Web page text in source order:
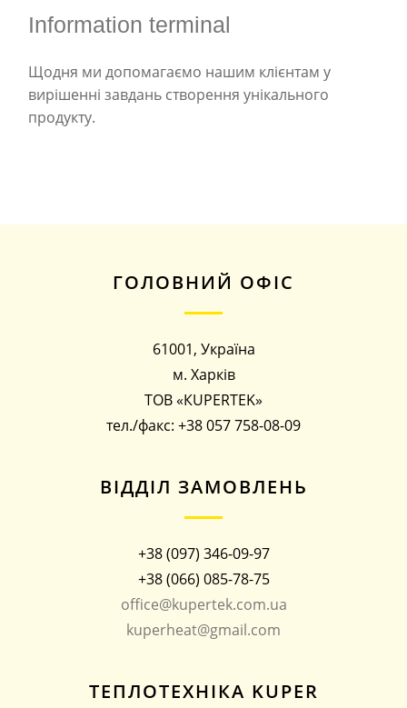
Information terminal
Щодня ми допомагаємо нашим клієнтам у
вирішенні завдань створення унікального
продукту.
ГОЛОВНИЙ ОФІС
61001, Україна
м. Харків
ТОВ «КUPERTEK»
тел./факс: +38 057 758-08-09
ВІДДІЛ ЗАМОВЛЕНЬ
+38 (097) 346-09-97
+38 (066) 085-78-75
office@kupertek.com.ua
kuperheat@gmail.com
ТЕПЛОТЕХНІКА KUPER